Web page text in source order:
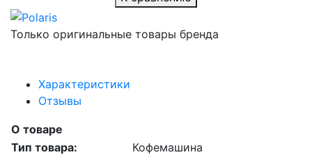
Только оригинальные товары бренда
Характеристики
Отзывы
О товаре
Тип товара:
Кофемашина